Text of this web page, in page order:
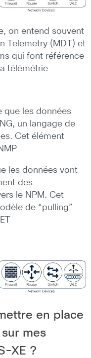
on entend souvent
Telemetry (MDT) et
qui font référence
télémétrie
que les données
un langage de
Cet élément
les données vont
des
le NPM. Cet
de “pulling”
en place
mes
XE ?